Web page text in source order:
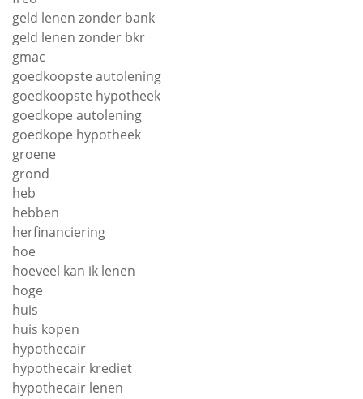
geld lenen zonder bank
geld lenen zonder bkr
gmac
goedkoopste autolening
goedkoopste hypotheek
goedkope autolening
goedkope hypotheek
groene
grond
heb
hebben
herfinanciering
hoe
hoeveel kan ik lenen
hoge
huis
huis kopen
hypothecair
hypothecair krediet
hypothecair lenen